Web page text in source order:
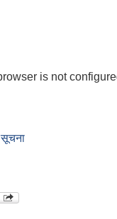
is not
सूचना